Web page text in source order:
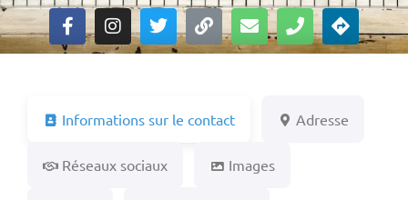
Informations sur le contact Adresse
Réseaux sociaux Images